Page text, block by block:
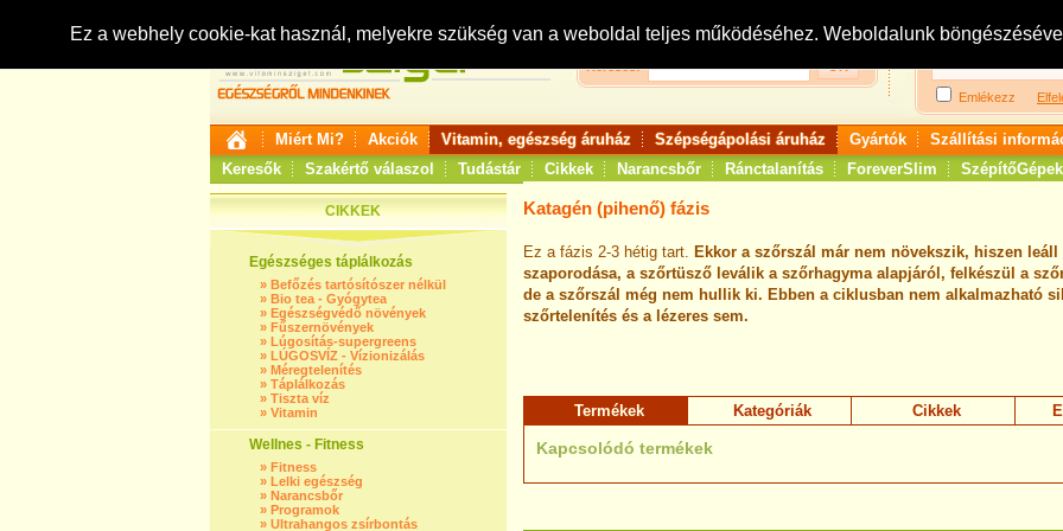
Ez a webhely cookie-kat használ, melyekre szükség van a weboldal teljes működéséhez. Weboldalunk
Keresés:
Bejelentkezés:
Emlékezz
Miért Mi? Akciók Vitamin, egészség áruház Szépségápolási áruház Gyártók Szállítási
Keresők
Szakértő válaszol Tudástár Cikkek Narancsbőr Ránctalanítás ForeverSlim SzépítőGépek
CIKKEK
Egészséges táplálkozás
» Befőzés tartósítószer nélkül
» Bio tea - Gyógytea
» Egészségvédő növények
» Fűszernövények
» Lúgosítás-supergreens
» LÚGOSVÍZ - Vízionizálás
» Méregtelenítés
» Táplálkozás
» Tiszta víz
» Vitamin
Wellnes - Fitness
» Fitness
» Lelki egészség
» Narancsbőr
» Programok
» Ultrahangos zsírbontás
Katagén (pihenő) fázis
Ez a fázis 2-3 hétig tart. Ekkor a szőrszál már nem növekszik, hiszen leáll
szaporodása, a szőrtüsző leválik a szőrhagyma alapjáról, felkészül a
de a szőrszál még nem hullik ki. Ebben a ciklusban nem alkalmazható
szőrtelenítés és a lézeres sem.
Termékek Kategóriák Cikkek
Kapcsolódó termékek